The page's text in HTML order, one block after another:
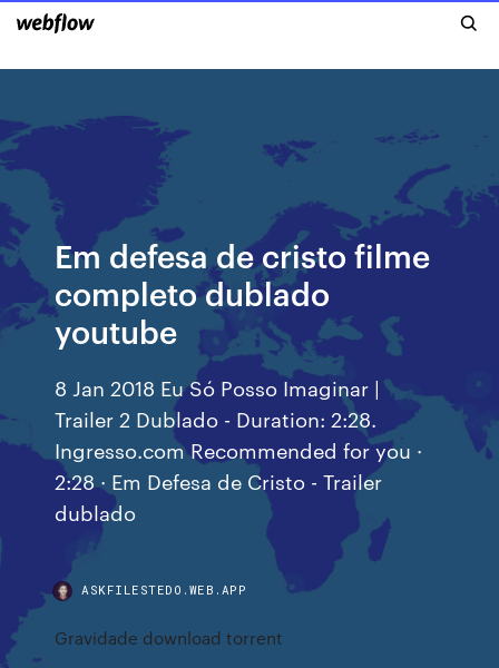
Em defesa de cristo filme
completo dublado
youtube
8 Jan 2018 Eu Só Posso Imaginar |
Trailer 2 Dublado - Duration: 2:28.
Ingresso.com Recommended for you ·
2:28 · Em Defesa de Cristo - Trailer
dublado
ASKFILESTEDO.WEB.APP
Gravidade download torrent